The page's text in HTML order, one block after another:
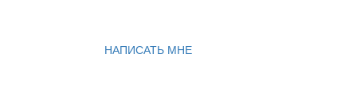
НАПИСАТЬ МНЕ